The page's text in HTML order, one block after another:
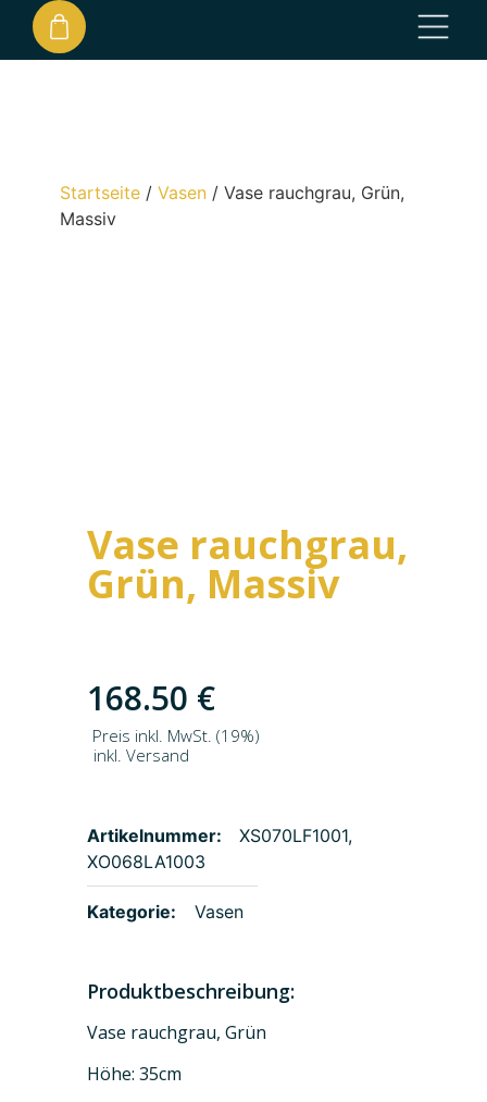
Startseite/ Vasen/ Vase rauchgrau, Grün,
Massiv
Vase rauchgrau,
Grün, Massiv
168.50 €
Preis inkl. MwSt. (19%)
inkl. Versand
Artikelnummer: XS070LF1001,
XO068LA1003
Kategorie: Vasen
Produktbeschreibung:
Vase rauchgrau, Grün
Höhe: 35cm